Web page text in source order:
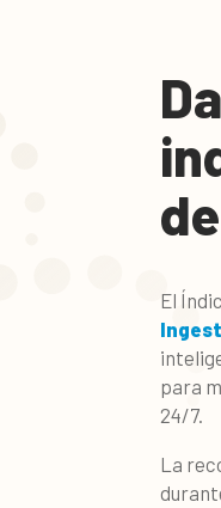
El
para
24/7.
La